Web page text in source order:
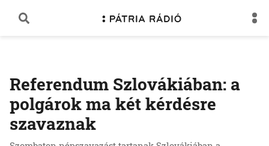
Referendum Szlovákiában: a
polgárok ma két kérdésre
szavaznak